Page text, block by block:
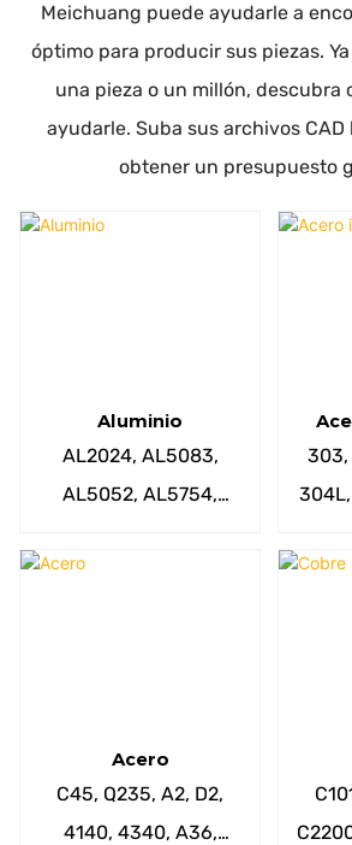
Meichuang puede ayudarle a
óptimo para producir sus piezas.
una pieza o un millón, descubra
ayudarle. Suba sus archivos CAD
obtener un presupuesto
Aluminio
AL2024, AL5083,
AL5052, AL5754,
AL7075, AL6061-T6,
303,
Acero
C45, Q235, A2, D2,
4140, 4340, A36,